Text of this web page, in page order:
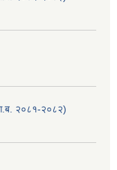
२०८१-२०८२)